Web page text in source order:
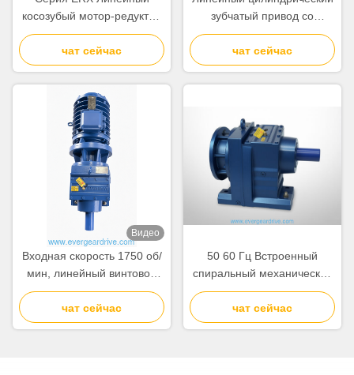
косозубый мотор-редуктор
со сплошным валом и
одинарной передачей,
метод охлаждения с
самовентиляцией или
принудительной
вентиляцией,
обеспечивающий
стабильность и работу
чат сейчас
зубчатый привод со
сплошным валом,
разработанный с
использованием метода
самовентиляции или
вентиляции,
обеспечивающего работу.
чат сейчас
Видео
Входная скорость 1750 об/
мин, линейный винтовой
мотор-редуктор,
одноступенчатый редуктор
с цельным валом,
чат сейчас
50 60 Гц Встроенный
спиральный механический
коробка передач Мотор
предлагает выходной
крутящий момент 110
чат сейчас